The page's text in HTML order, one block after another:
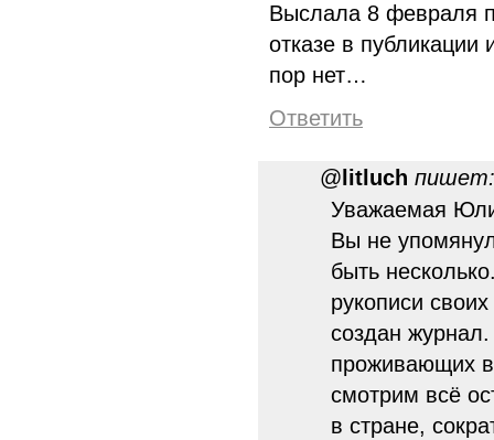
Выслала 8 февраля
отказе в публикации
пор нет…
Ответить
@ litluch пишет:
Уважаемая
Вы не
быть
рукописи
создан
проживающих
смотрим всё
в стране,